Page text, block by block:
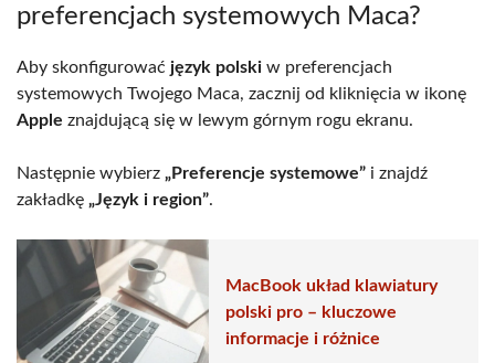
preferencjach systemowych Maca?
Aby skonfigurować język polski w preferencjach
systemowych Twojego Maca, zacznij od kliknięcia w ikonę
Apple znajdującą się w lewym górnym rogu ekranu.
Następnie wybierz „Preferencje systemowe” i znajdź
zakładkę „Język i region”.
MacBook układ klawiatury
polski pro – kluczowe
informacje i różnice